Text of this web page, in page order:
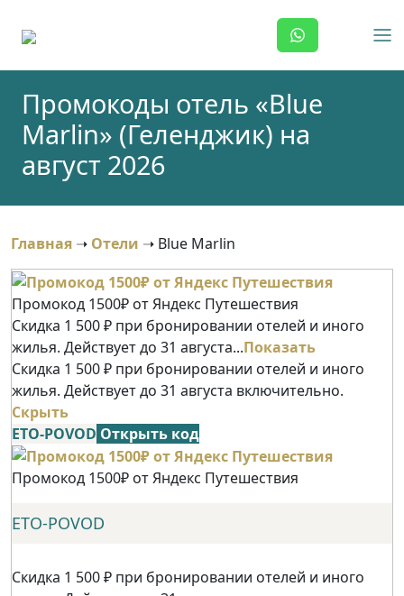
Промокоды отель «Blue
Marlin» (Геленджик) на
август 2026
Главная ➝ Отели ➝ Blue Marlin
Промокод 1500₽ от Яндекс Путешествия
Скидка 1 500 ₽ при бронировании отелей и иного
жилья. Действует до 31 августа...Показать
Скидка 1 500 ₽ при бронировании отелей и иного
жилья. Действует до 31 августа включительно.
Скрыть
ETO-POVOD Открыть код
Промокод 1500₽ от Яндекс Путешествия
ETO-POVOD
Скидка 1 500 ₽ при бронировании отелей и иного